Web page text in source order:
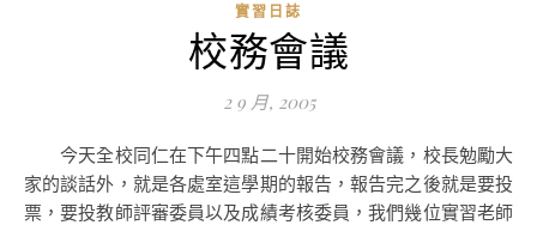
實習日誌
校務會議
2 9 月, 2005
今天全校同仁在下午四點二十開始校務會議，校長勉勵大
家的談話外，就是各處室這學期的報告，報告完之後就是要投
票，要投教師評審委員以及成績考核委員，我們幾位實習老師